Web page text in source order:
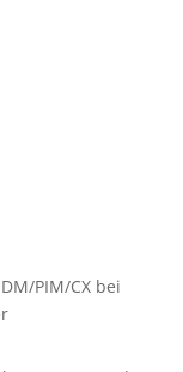
PIM/CX bei